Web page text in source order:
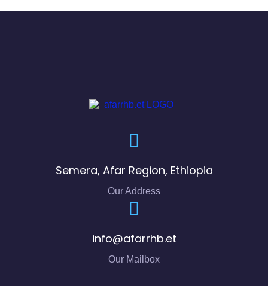
Semera, Afar Region, Ethiopia
Our Address
info@afarrhb.et
Our Mailbox